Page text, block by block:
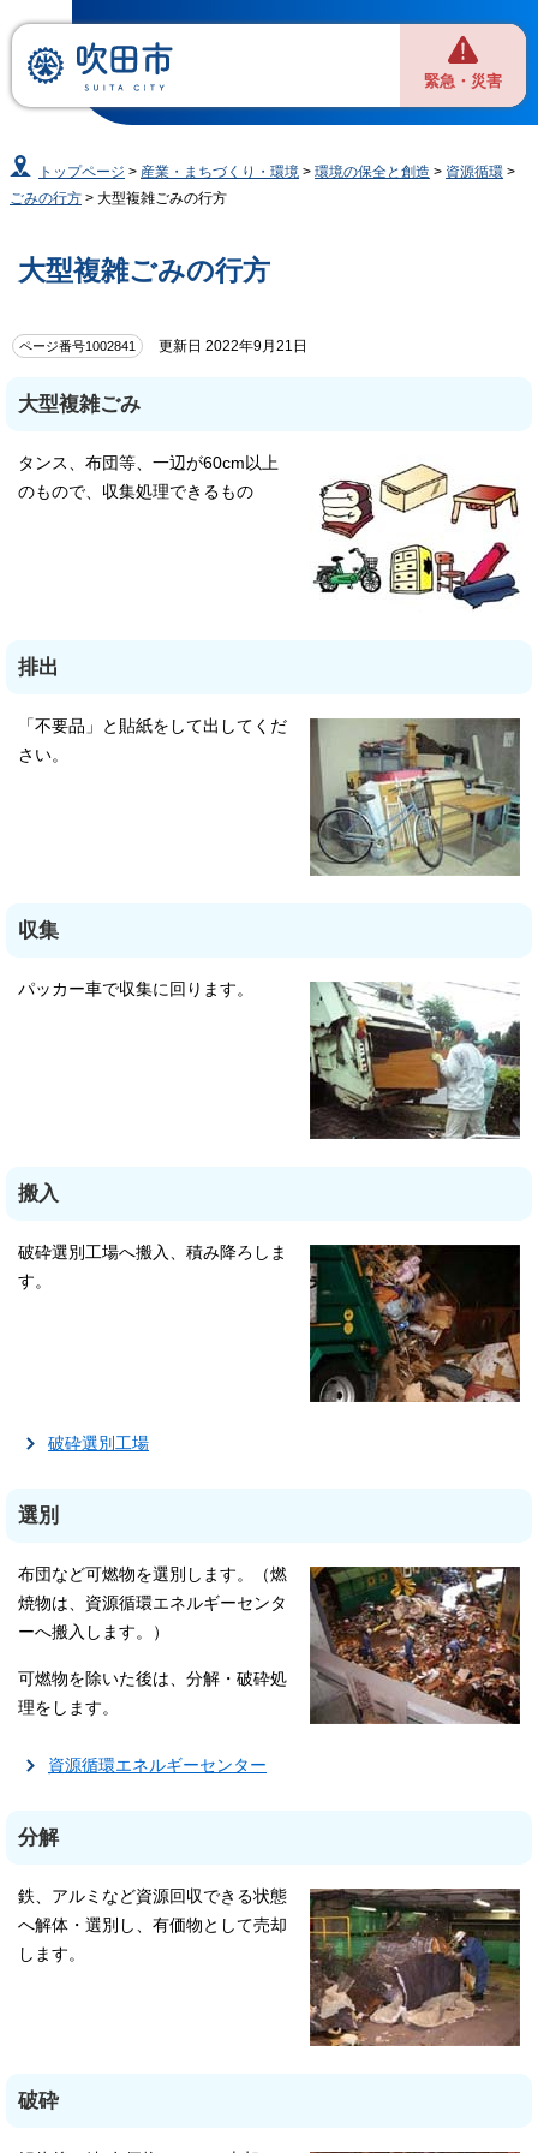
緊急・災害
トップページ > 産業・まちづくり・環境 >環境の保全と創造 > 資源循環 >
ごみの行方 > 大型複雑ごみの行方
大型複雑ごみの行方
ページ番号1002841 更新日 2022年9月21日
大型複雑ごみ
タンス、布団等、一辺が60cm以上
のもので、収集処理できるもの
排出
「不要品」と貼紙をして出してくだ
さい。
収集
パッカー車で収集に回ります。
搬入
破砕選別工場へ搬入、積み降ろしま
す。
破砕選別工場
選別
布団など可燃物を選別します。（燃
焼物は、資源循環エネルギーセンタ
ーへ搬入します。）
可燃物を除いた後は、分解・破砕処
理をします。
資源循環エネルギーセンター
分解
鉄、アルミなど資源回収できる状態
へ解体・選別し、有価物として売却
します。
破砕